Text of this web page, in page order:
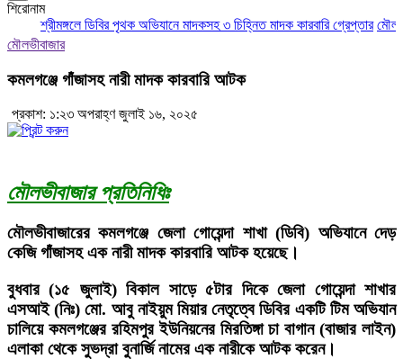
শিরোনাম
শ্রীমঙ্গলে ডিবির পৃথক অভিযানে মাদকসহ ৩ চিহ্নিত মাদক কারবারি গ্রেপ্তার
মৌলভীবাজার
কমলগঞ্জে গাঁজাসহ নারী মাদক কারবারি আটক
প্রকাশ: ১:২৩ অপরাহ্ণ জুলাই ১৬, ২০২৫
মৌলভীবাজার প্রতিনিধিঃ
মৌলভীবাজারের কমলগঞ্জে জেলা গোয়েন্দা শাখা (ডিবি) অভিযানে দেড়
কেজি গাঁজাসহ এক নারী মাদক কারবারি আটক হয়েছে।
বুধবার (১৫ জুলাই) বিকাল সাড়ে ৫টার দিকে জেলা গোয়েন্দা শাখার
এসআই (নিঃ) মো. আবু নাইয়ুম মিয়ার নেতৃত্বে ডিবির একটি টিম অভিযান
চালিয়ে কমলগঞ্জের রহিমপুর ইউনিয়নের মিরতিঙ্গা চা বাগান (বাজার লাইন)
এলাকা থেকে সুভদ্রা বুনার্জি নামের এক নারীকে আটক করেন।